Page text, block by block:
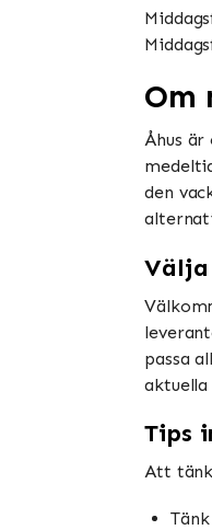
Om
Åhus
den
Välja
passa
Tips
Att